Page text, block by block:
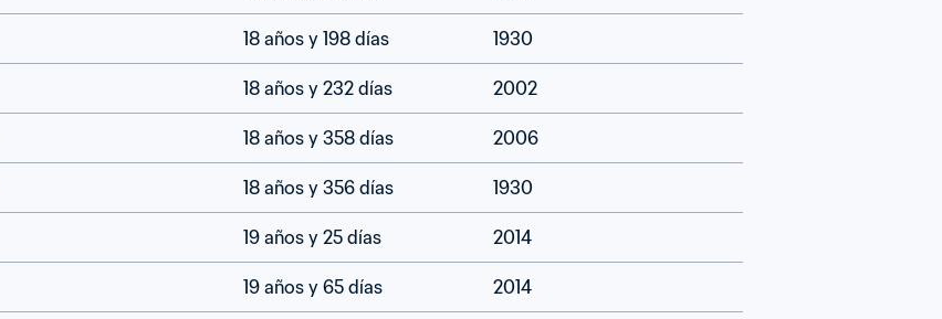
18 años y 198 días 1930
18 años y 232 días 2002
18 años y 358 días 2006
18 años y 356 días 1930
19 años y 25 días 2014
19 años y 65 días 2014